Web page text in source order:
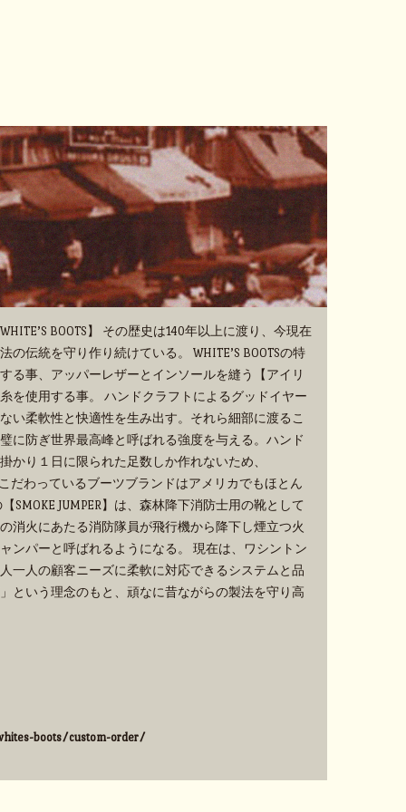
BOOTS】 その歴史は140年以上に渡り、今現在
伝統を守り作り続けている。 WHITE’S BOOTSの特
る事、アッパーレザーとインソールを縫う【アイリ
を使用する事。 ハンドクラフトによるグッドイヤー
い柔軟性と快適性を生み出す。それら細部に渡るこ
に防ぎ世界最高峰と呼ばれる強度を与える。ハンド
かり１日に限られた足数しか作れないため、
こだわっているブーツブランドはアメリカでもほとん
SMOKE JUMPER】は、森林降下消防士用の靴として
消火にあたる消防隊員が飛行機から降下し煙立つ火
ンパーと呼ばれるようになる。 現在は、ワシントン
一人の顧客ニーズに柔軟に対応できるシステムと品
という理念のもと、頑なに昔ながらの製法を守り高
boots/custom-order/